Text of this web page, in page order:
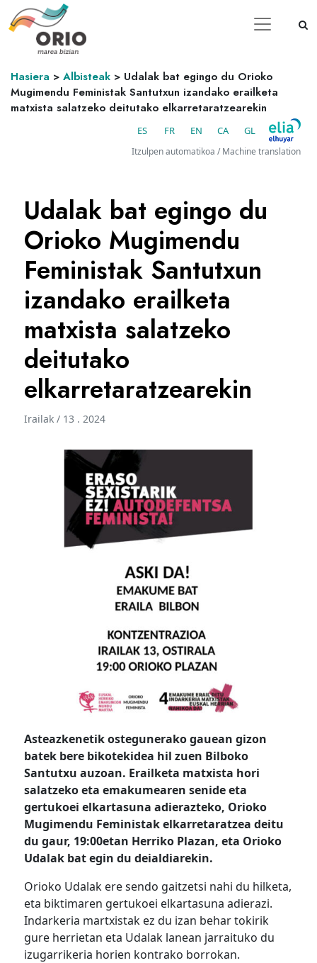
Hasiera > Albisteak > Udalak bat egingo du Orioko
Mugimendu Feministak Santutxun izandako erailketa
matxista salatzeko deitutako elkarretaratzearekin
ES FR EN CA GL
Itzulpen automatikoa / Machine translation
Udalak bat egingo du
Orioko Mugimendu
Feministak Santutxun
izandako erailketa
matxista salatzeko
deitutako
elkarretaratzearekin
Irailak / 13 . 2024
Asteazkenetik ostegunerako gauean gizon
batek bere bikotekidea hil zuen Bilboko
Santutxu auzoan. Erailketa matxista hori
salatzeko eta emakumearen senide eta
gertukoei elkartasuna adierazteko, Orioko
Mugimendu Feministak elkarretaratzea deitu
du gaur, 19:00etan Herriko Plazan, eta Orioko
Udalak bat egin du deialdiarekin.
Orioko Udalak ere sendo gaitzetsi nahi du hilketa,
eta biktimaren gertukoei elkartasuna adierazi.
Indarkeria martxistak ez du izan behar tokirik
gure herrietan eta Udalak lanean jarraituko du
izugarrikeria horien kontrako borrokan.